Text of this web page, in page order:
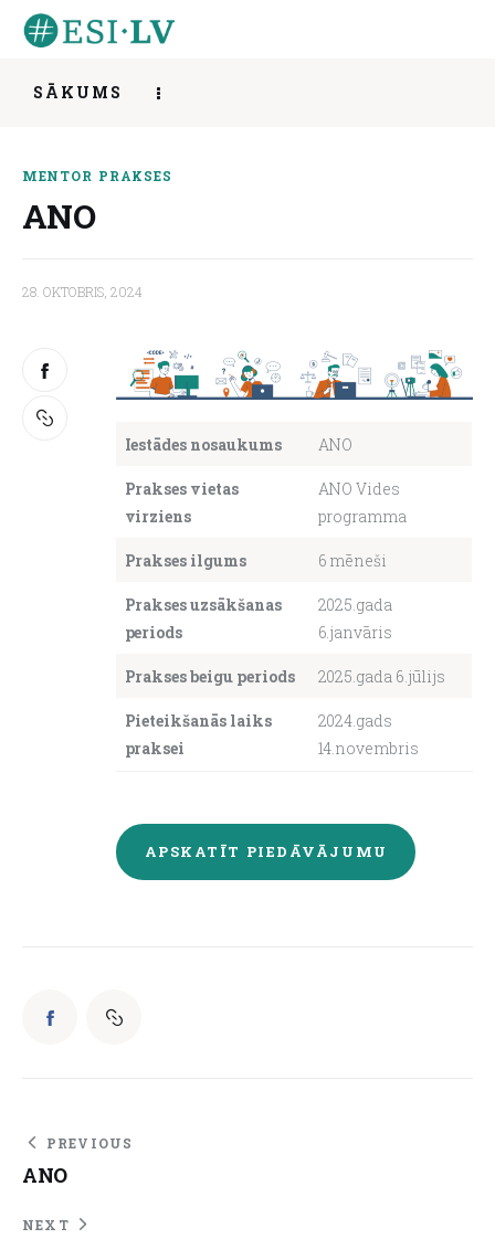
SĀKUMS
Iesaisties
Aktivitātes
Par mums
Kontakti
About us
MENTOR PRAKSES
ANO
28. OKTOBRIS, 2024
Iestādes nosaukums ANO
Prakses vietas
virziens
ANO Vides
programma
Prakses ilgums 6 mēneši
Prakses uzsākšanas
periods
2025.gada
6.janvāris
Prakses beigu periods 2025.gada 6.jūlijs
Pieteikšanās laiks
praksei
2024.gads
14.novembris
APSKATĪT PIEDĀVĀJUMU
PREVIOUS
ANO
NEXT